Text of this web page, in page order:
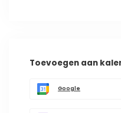
Toevoegen aan
Google